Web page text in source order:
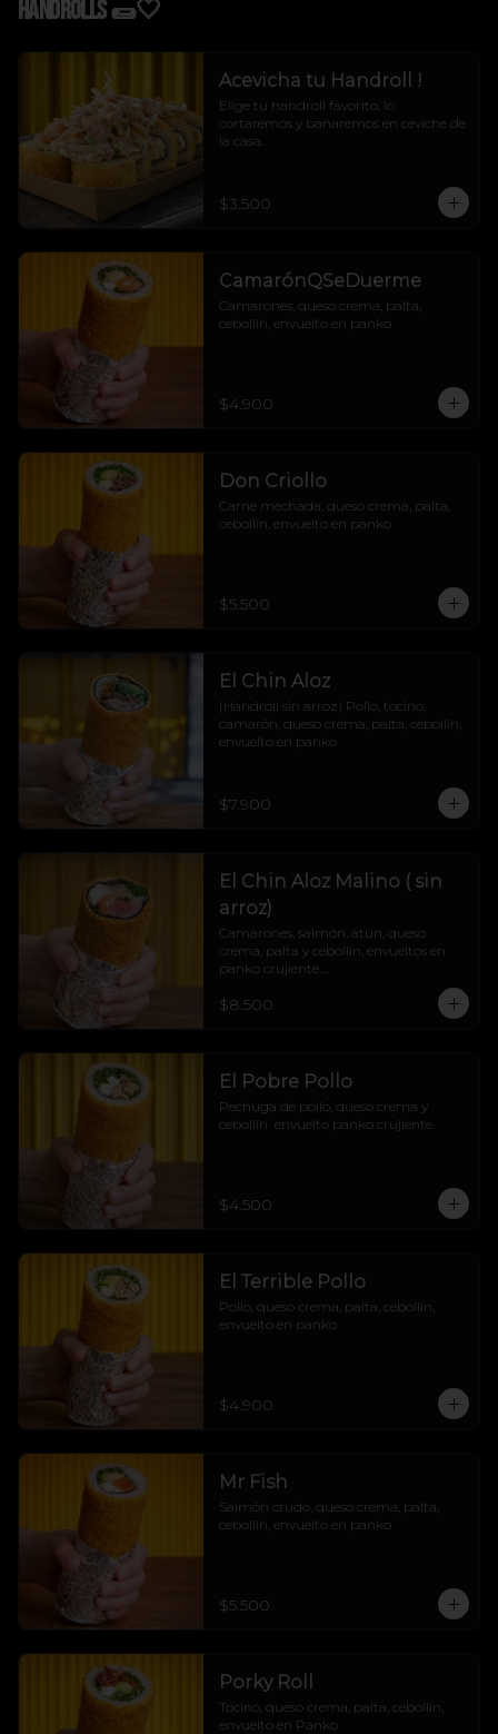
Handrolls 🌯🤍
Acevicha tu Handroll !
Elige tu handroll favorito, lo
cortaremos y bañaremos en ceviche de
la casa.
$3.500
CamarónQSeDuerme
Camarones, queso crema, palta,
cebollín, envuelto en panko
$4.900
Don Criollo
Carne mechada, queso crema, palta,
cebollín, envuelto en panko
$5.500
El Chin Aloz
(Handroll sin arroz) Pollo, tocino,
camarón, queso crema, palta, cebollín,
envuelto en panko
$7.900
El Chin Aloz Malino ( sin
arroz)
Camarones, salmón, atún, queso
crema, palta y cebollín, envueltos en
panko crujiente.
Cremosito, marino y explosivo. ¡Un trío
marino sin arroz, pero con pura
$8.500
El Pobre Pollo
Pechuga de pollo, queso crema y
cebollín  envuelto panko crujiente
$4.500
El Terrible Pollo
Pollo, queso crema, palta, cebollín,
envuelto en panko
$4.900
Mr Fish
Salmón crudo, queso crema, palta,
cebollín, envuelto en panko
$5.500
Porky Roll
Tocino, queso crema, palta, cebollín,
envuelto en Panko